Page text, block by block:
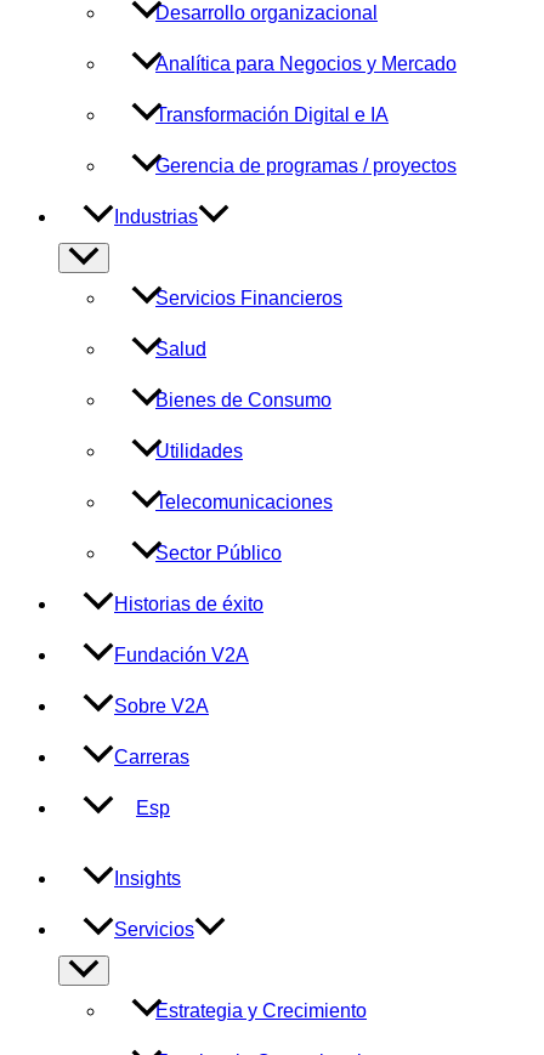
Desarrollo organizacional
Analítica para Negocios y Mercado
Transformación Digital e IA
Gerencia de programas / proyectos
Industrias
Alternar
menú
Servicios Financieros
Salud
Bienes de Consumo
Utilidades
Telecomunicaciones
Sector Público
Historias de éxito
Fundación V2A
Sobre V2A
Carreras
Esp
Insights
Servicios
Alternar
menú
Estrategia y Crecimiento